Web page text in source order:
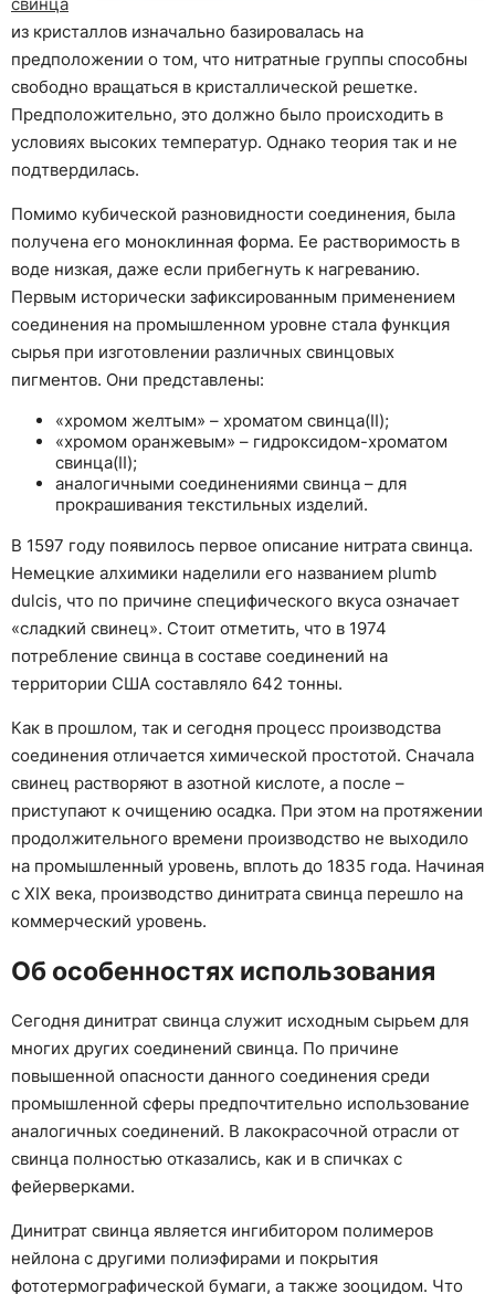
свинца
из кристаллов изначально базировалась на
предположении о том, что нитратные группы способны
свободно вращаться в кристаллической решетке.
Предположительно, это должно было происходить в
условиях высоких температур. Однако теория так и не
подтвердилась.
Помимо кубической разновидности соединения, была
получена его моноклинная форма. Ее растворимость в
воде низкая, даже если прибегнуть к нагреванию.
Первым исторически зафиксированным применением
соединения на промышленном уровне стала функция
сырья при изготовлении различных свинцовых
пигментов. Они представлены:
«хромом желтым» – хроматом свинца(II);
«хромом оранжевым» – гидроксидом-хроматом
свинца(II);
аналогичными соединениями свинца – для
прокрашивания текстильных изделий.
В 1597 году появилось первое описание нитрата свинца.
Немецкие алхимики наделили его названием plumb
dulcis, что по причине специфического вкуса означает
«сладкий свинец». Стоит отметить, что в 1974
потребление свинца в составе соединений на
территории США составляло 642 тонны.
Как в прошлом, так и сегодня процесс производства
соединения отличается химической простотой. Сначала
свинец растворяют в азотной кислоте, а после –
приступают к очищению осадка. При этом на протяжении
продолжительного времени производство не выходило
на промышленный уровень, вплоть до 1835 года. Начиная
с XIX века, производство динитрата свинца перешло на
коммерческий уровень.
Об особенностях использования
Сегодня динитрат свинца служит исходным сырьем для
многих других соединений свинца. По причине
повышенной опасности данного соединения среди
промышленной сферы предпочтительно использование
аналогичных соединений. В лакокрасочной отрасли от
свинца полностью отказались, как и в спичках с
фейерверками.
Динитрат свинца является ингибитором полимеров
нейлона с другими полиэфирами и покрытия
фототермографической бумаги, а также зооцидом. Что